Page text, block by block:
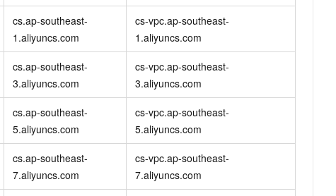
cs.ap-southeast-
1.aliyuncs.com
cs-vpc.ap-southeast-
1.aliyuncs.com
cs.ap-southeast-
3.aliyuncs.com
cs-vpc.ap-southeast-
3.aliyuncs.com
cs.ap-southeast-
5.aliyuncs.com
cs-vpc.ap-southeast-
5.aliyuncs.com
cs.ap-southeast-
7.aliyuncs.com
cs-vpc.ap-southeast-
7.aliyuncs.com
10分钟微调：让0.6B模型媲美235B模型
R1 满血版
多模态数据信息提取
超强辅助，Bolt.diy 一步搞定创意建站